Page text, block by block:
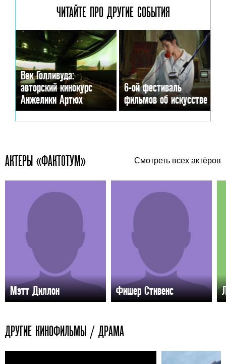
ЧИТАЙТЕ ПРО ДРУГИЕ СОБЫТИЯ
Век Голливуда:
авторский кинокурс
Анжелики Артюх
6-ой фестиваль
фильмов об искусстве
АКТЕРЫ «ФАКТОТУМ» Смотреть всех актёров
Мэтт Диллон Фишер Стивенс
ДРУГИЕ КИНОФИЛЬМЫ / ДРАМА